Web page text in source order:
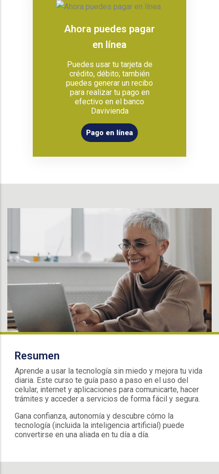
Ahora puedes pagar
en línea
Puedes usar tu tarjeta de
crédito, débito; también
puedes generar un recibo
para realizar tu pago en
efectivo en el banco
Davivienda
Pago en línea
Resumen
Aprende a usar la tecnología sin miedo y mejora tu vida
diaria. Este curso te guía paso a paso en el uso del
celular, internet y aplicaciones para comunicarte, hacer
trámites y acceder a servicios de forma fácil y segura.
Gana confianza, autonomía y descubre cómo la
tecnología (incluida la inteligencia artificial) puede
convertirse en una aliada en tu día a día.